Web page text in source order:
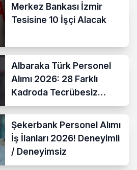
Merkez Bankası İzmir
Tesisine 10 İşçi Alacak
Albaraka Türk Personel
Alımı 2026: 28 Farklı
Kadroda Tecrübesiz
Başvurular Açıldı
Şekerbank Personel Alımı
İş İlanları 2026! Deneyimli
/ Deneyimsiz